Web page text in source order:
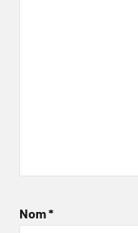
Nom*